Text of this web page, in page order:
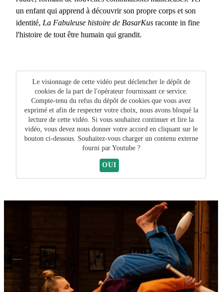
un enfant qui apprend à découvrir son propre corps et son
identité, La Fabuleuse histoire de BasarKus raconte in fine
l'histoire de tout être humain qui grandit.
Le visionnage de cette vidéo peut déclencher le dépôt de
cookies de la part de l'opérateur fournissant ce service.
Compte-tenu du refus du dépôt de cookies que vous avez
exprimé et afin de respecter votre choix, nous avons bloqué la
lecture de cette vidéo. Si vous souhaitez continuer et lire la
vidéo, vous devez nous donner votre accord en cliquant sur le
bouton ci-dessous. Souhaitez-vous charger un contenu externe
fourni par Youtube?
OUI